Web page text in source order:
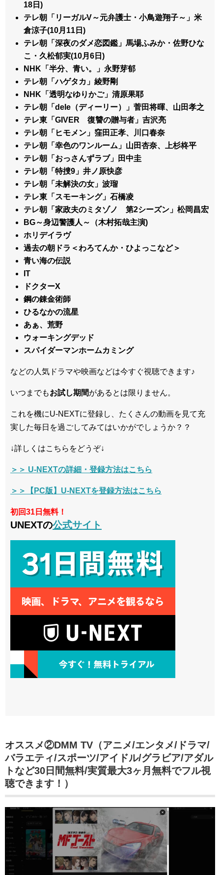
18日)
テレ朝「リーガルV～元弁護士・小鳥遊翔子～」米
倉涼子(10月11日)
テレ朝「深夜のダメ恋図鑑」馬場ふみか・佐野ひな
こ・久松郁実(10月6日)
NHK「半分、青い。」永野芽郁
テレ朝「ハゲタカ」綾野剛
NHK「透明なゆりかご」清原果耶
テレ朝「dele（ディーリー）」菅田将暉、山田孝之
テレ東「GIVER 復讐の贈与者」吉沢亮
テレ朝「ヒモメン」窪田正孝、川口春奈
テレ朝「幸色のワンルーム」山田杏奈、上杉柊平
テレ朝「おっさんずラブ」田中圭
テレ朝「特捜9」井ノ原快彦
テレ朝「未解決の女」波瑠
テレ東「スモーキング」石橋凌
テレ朝「家政夫のミタゾノ 第2シーズン」松岡昌宏
BG～身辺警護人～（木村拓哉主演)
ホリデイラヴ
過去の朝ドラ＜わろてんか・ひよっこなど＞
青い海の伝説
IT
ドクターX
鋼の錬金術師
ひるなかの流星
あぁ、荒野
ウォーキングデッド
スパイダーマンホームカミング
などの人気ドラマや映画などは今すぐ視聴できます♪
いつまでもお試し期間があるとは限りません。
これを機にU-NEXTに登録し、たくさんの動画を見て充
実した毎日を過ごしてみてはいかがでしょうか？？
↓詳しくはこちらをどうぞ↓
＞＞ U-NEXTの詳細・登録方法はこちら
＞＞【PC版】U-NEXTを登録方法はこちら
初回31日無料！
UNEXTの公式サイト
オススメ②DMM TV（アニメ/エンタメ/ドラマ/
バラエティ/スポーツ/アイドル/グラビア/アダル
トなど30日間無料/実質最大3ヶ月無料でフル視
聴できます！）